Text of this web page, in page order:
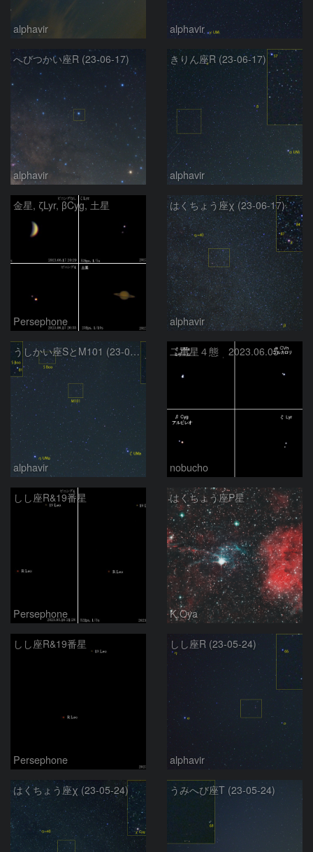
alphavir alphavir
へびつかい座R (23-06-17)
alphavir
きりん座R (23-06-17)
alphavir
金星, ζLyr, βCyg, 土星
Persephone
はくちょう座χ (23-06-17)
alphavir
うしかい座SとM101 (23-06-17)
alphavir
二重星４態 2023.06.05
nobucho
しし座R&19番星
Persephone
はくちょう座P星
K.Oya
しし座R&19番星
Persephone
しし座R (23-05-24)
alphavir
はくちょう座χ (23-05-24) うみへび座T (23-05-24)